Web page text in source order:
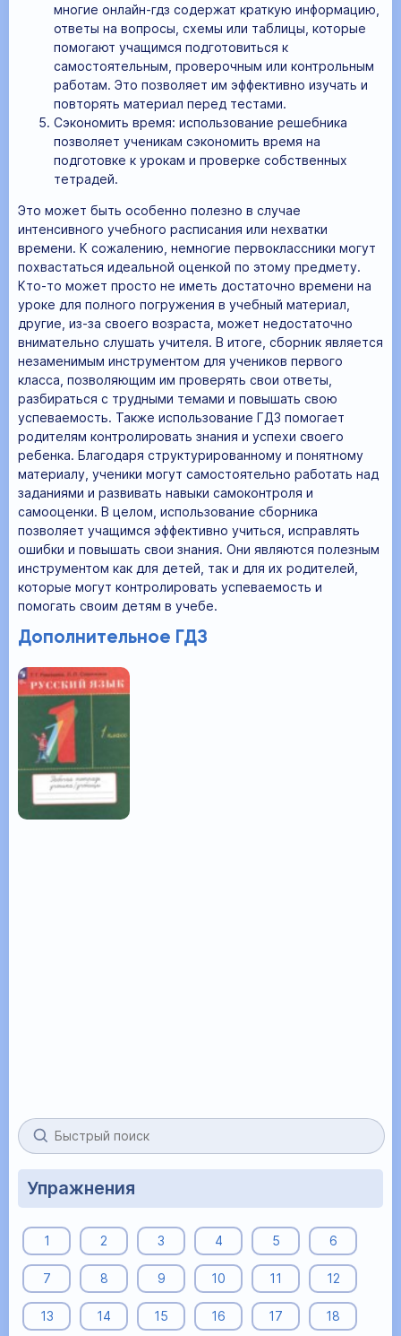
многие онлайн-гдз содержат краткую информацию,
ответы на вопросы, схемы или таблицы, которые
помогают учащимся подготовиться к
самостоятельным, проверочным или контрольным
работам. Это позволяет им эффективно изучать и
повторять материал перед тестами.
Сэкономить время: использование решебника
позволяет ученикам сэкономить время на
подготовке к урокам и проверке собственных
тетрадей.
Это может быть особенно полезно в случае
интенсивного учебного расписания или нехватки
времени. К сожалению, немногие первоклассники могут
похвастаться идеальной оценкой по этому предмету.
Кто-то может просто не иметь достаточно времени на
уроке для полного погружения в учебный материал,
другие, из-за своего возраста, может недостаточно
внимательно слушать учителя. В итоге, сборник является
незаменимым инструментом для учеников первого
класса, позволяющим им проверять свои ответы,
разбираться с трудными темами и повышать свою
успеваемость. Также использование ГДЗ помогает
родителям контролировать знания и успехи своего
ребенка. Благодаря структурированному и понятному
материалу, ученики могут самостоятельно работать над
заданиями и развивать навыки самоконтроля и
самооценки. В целом, использование сборника
позволяет учащимся эффективно учиться, исправлять
ошибки и повышать свои знания. Они являются полезным
инструментом как для детей, так и для их родителей,
которые могут контролировать успеваемость и
помогать своим детям в учебе.
Дополнительное ГДЗ
Упражнения
1 2 3 4 5 6
7 8 9 10 11 12
13 14 15 16 17 18